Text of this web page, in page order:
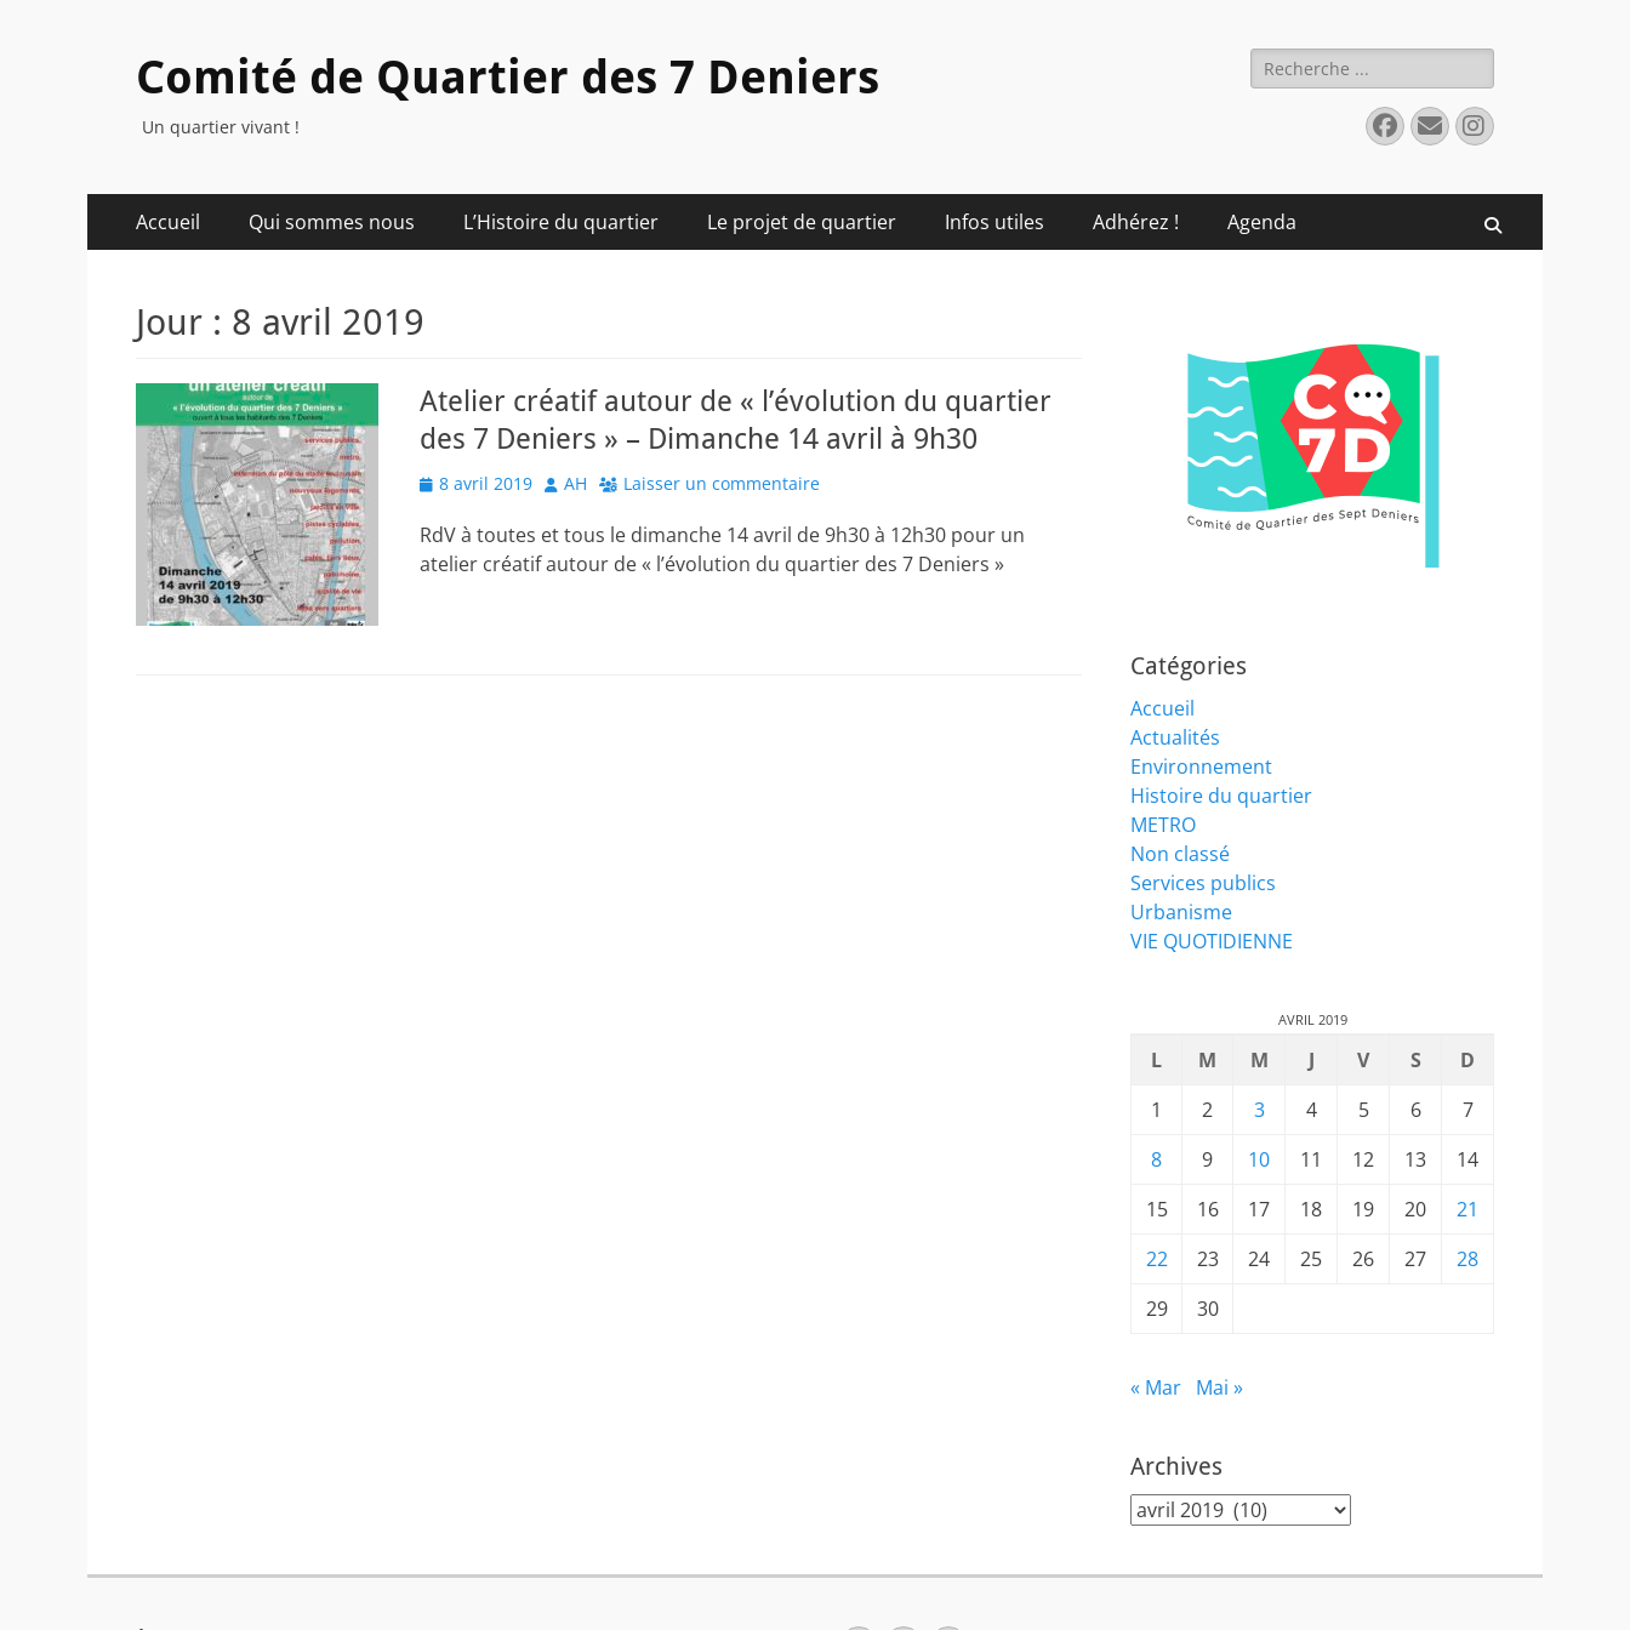
Comité de Quartier des 7 Deniers
Un quartier vivant !
Rechercher :
Facebook
E-
mail
Instagram
Menu
principal
Accueil Qui sommes nous L’Histoire du quartier Le projet de quartier Infos utiles Adhérez ! Agenda
Jour : 8 avril 2019
Atelier créatif autour de « l’évolution du quartier
des 7 Deniers » – Dimanche 14 avril à 9h30
Posted
8 avril 2019 Author
AH Laisser un commentaire
RdV à toutes et tous le dimanche 14 avril de 9h30 à 12h30 pour un
atelier créatif autour de « l’évolution du quartier des 7 Deniers »
Catégories
Accueil
Actualités
Environnement
Histoire du quartier
METRO
Non classé
Services publics
Urbanisme
VIE QUOTIDIENNE
AVRIL 2019
L M M J V S
D
1
2 3 4 5 6
7
8
9 10 11 12 13
14
15
16 17 18 19 20
21
22
23 24 25 26 27
28
29
30
« Mar Mai »
Archives
Archives